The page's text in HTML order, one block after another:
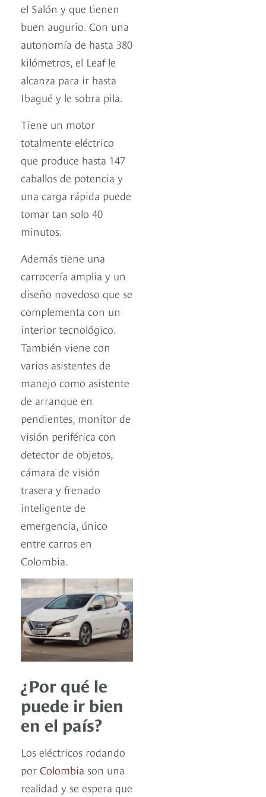
el Salón y que tienen
buen augurio. Con una
autonomía de hasta 380
kilómetros, el Leaf le
alcanza para ir hasta
Ibagué y le sobra pila.
Tiene un motor
totalmente eléctrico
que produce hasta 147
caballos de potencia y
una carga rápida puede
tomar tan solo 40
minutos.
Además tiene una
carrocería amplia y un
diseño novedoso que se
complementa con un
interior tecnológico.
También viene con
varios asistentes de
manejo como asistente
de arranque en
pendientes, monitor de
visión periférica con
detector de objetos,
cámara de visión
trasera y frenado
inteligente de
emergencia, único
entre carros en
Colombia.
¿Por qué le
puede ir bien
en el país?
Los eléctricos rodando
por Colombia son una
realidad y se espera que